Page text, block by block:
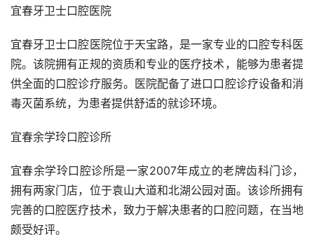
宜春牙卫士口腔医院
宜春牙卫士口腔医院位于天宝路，是一家专业的口腔专科医
院。该院拥有正规的资质和专业的医疗技术，能够为患者提
供全面的口腔诊疗服务。医院配备了进口口腔诊疗设备和消
毒灭菌系统，为患者提供舒适的就诊环境。
宜春余学玲口腔诊所
宜春余学玲口腔诊所是一家2007年成立的老牌齿科门诊，
拥有两家门店，位于袁山大道和北湖公园对面。该诊所拥有
完善的口腔医疗技术，致力于解决患者的口腔问题，在当地
颇受好评。